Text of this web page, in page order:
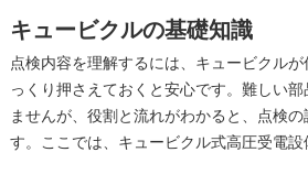
キュービクルの基礎知識
点検内容を理解するには、キュービクル
っくり押さえておくと安心です。難しい
ませんが、役割と流れがわかると、点検
す。ここでは、キュービクル式高圧受電設